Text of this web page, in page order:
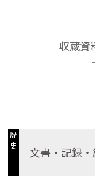
収蔵資
歴
史
文書・記録・